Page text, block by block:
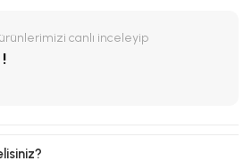
canlı inceleyip